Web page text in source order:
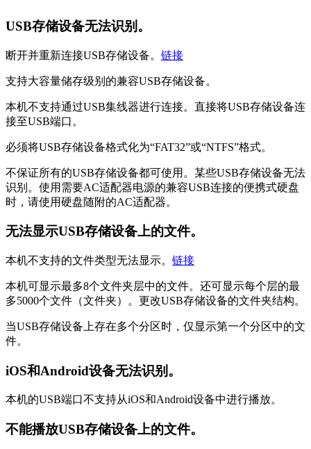
USB存储设备无法识别。
断开并重新连接USB存储设备。 链接
支持大容量储存级别的兼容USB存储设备。
本机不支持通过USB集线器进行连接。直接将USB存储设备连
接至USB端口。
必须将USB存储设备格式化为“FAT32”或“NTFS”格式。
不保证所有的USB存储设备都可使用。某些USB存储设备无法
识别。使用需要AC适配器电源的兼容USB连接的便携式硬盘
时，请使用硬盘随附的AC适配器。
无法显示USB存储设备上的文件。
本机不支持的文件类型无法显示。 链接
本机可显示最多8个文件夹层中的文件。还可显示每个层的最
多5000个文件（文件夹）。更改USB存储设备的文件夹结构。
当USB存储设备上存在多个分区时，仅显示第一个分区中的文
件。
iOS和Android设备无法识别。
本机的USB端口不支持从iOS和Android设备中进行播放。
不能播放USB存储设备上的文件。